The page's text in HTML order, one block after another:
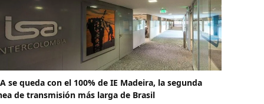
se queda con el 100% de IE Madeira, la segunda
de transmisión más larga de Brasil